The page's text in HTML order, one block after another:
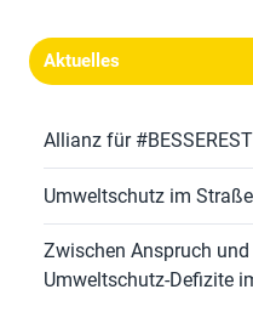
Aktuelles
Allianz für
Umweltschutz im
Zwischen Anspruch
Umweltschutz-Defizite